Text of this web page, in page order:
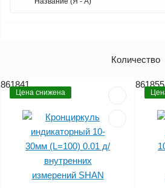
Количество
861841
Цена снижена
861855